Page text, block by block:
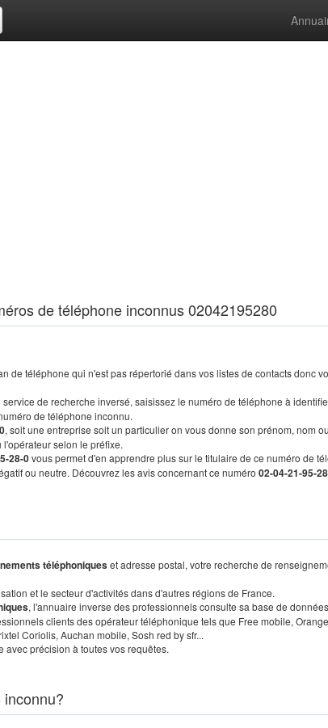
de téléphone inconnus 02042195280
de téléphone qui n'est pas répertorié dans vos listes de contacts donc
de recherche inversé, saisissez le numéro de téléphone à
de téléphone inconnu.
, soit une entreprise soit un particulier on vous donne son prénom, nom
selon le préfixe.
28-0vous permet d'en apprendre plus sur le titulaire de ce numéro de
ou neutre. Découvrez les avis concernant ce numéro 02-04-21-95-
téléphoniqueset adresse postal, votre recherche de
et le secteur d'activités dans d'autres régions de France.
, l'annuaire inverse des professionnels consulte sa base de
clients des opérateur téléphonique tels que Free mobile,
Coriolis, Auchan mobile, Sosh red by sfr...
précision à toutes vos requêtes.
inconnu?